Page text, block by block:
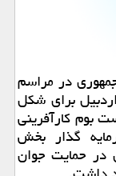
در مراسم
برای شكل
بوم كارآفرینی
گذار بخش
حمایت جوان